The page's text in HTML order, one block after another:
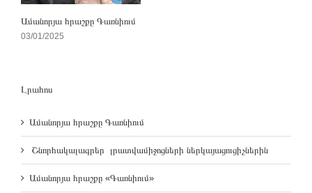
Ամանորյա հրաշքը Գառնիում
03/01/2025
Լրահոս
Ամանորյա հրաշքը Գառնիում
Շնորհակալագրեր լրատվամիջոցների ներկայացուցիչներին
Ամանորյա հրաշքը «Գառնիում»